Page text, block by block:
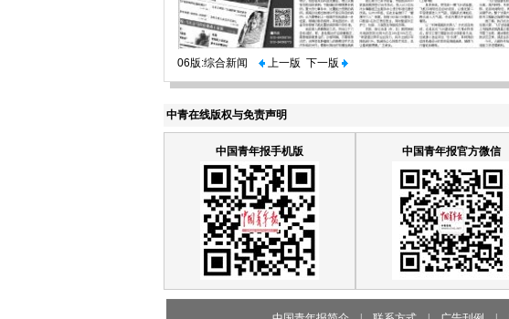
06版:综合新闻 上一版 下一版
中青在线版权与免责声明
中国青年报手机版 中国青年报官方微信